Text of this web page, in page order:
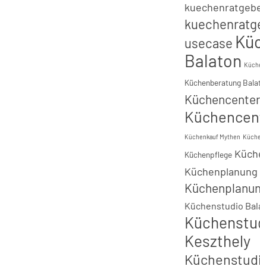
usecase
Balaton
Küchenberatung
Küchenkauf Mythen
Küchenpflege
Küchenstudio
Keszthely